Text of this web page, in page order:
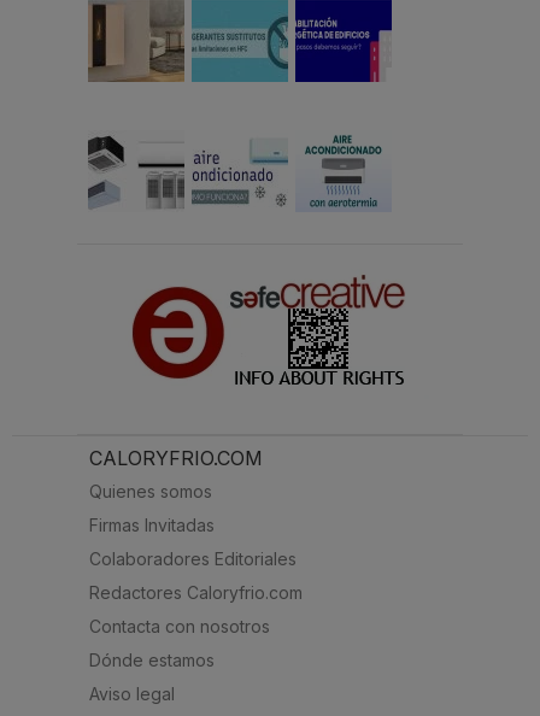
CALORYFRIO.COM
Quienes somos
Firmas Invitadas
Colaboradores Editoriales
Redactores Caloryfrio.com
Contacta con nosotros
Dónde estamos
Aviso legal